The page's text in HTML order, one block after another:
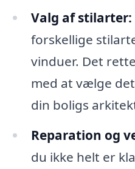
Valg af stilarter:
forskellige
vinduer. Det
med at vælge
din boligs
Reparation og
du ikke helt er